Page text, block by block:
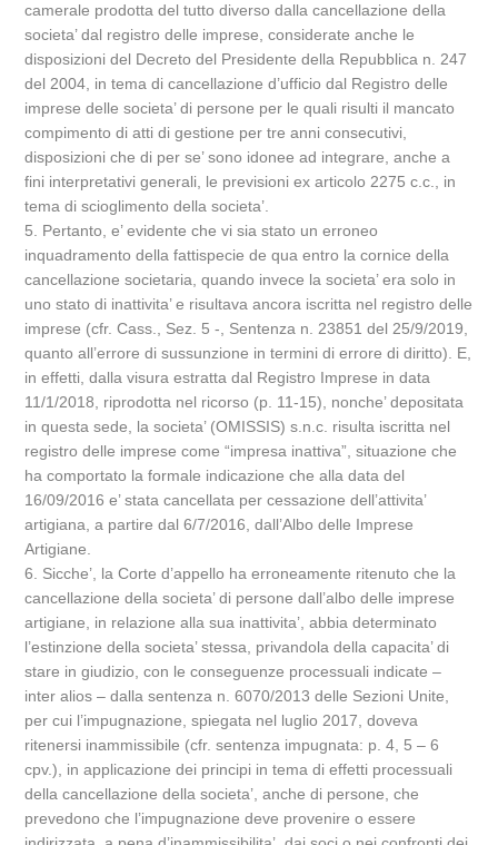
camerale prodotta del tutto diverso dalla cancellazione della
societa’ dal registro delle imprese, considerate anche le
disposizioni del Decreto del Presidente della Repubblica n. 247
del 2004, in tema di cancellazione d’ufficio dal Registro delle
imprese delle societa’ di persone per le quali risulti il mancato
compimento di atti di gestione per tre anni consecutivi,
disposizioni che di per se’ sono idonee ad integrare, anche a
fini interpretativi generali, le previsioni ex articolo 2275 c.c., in
tema di scioglimento della societa’.
5. Pertanto, e’ evidente che vi sia stato un erroneo
inquadramento della fattispecie de qua entro la cornice della
cancellazione societaria, quando invece la societa’ era solo in
uno stato di inattivita’ e risultava ancora iscritta nel registro delle
imprese (cfr. Cass., Sez. 5 -, Sentenza n. 23851 del 25/9/2019,
quanto all’errore di sussunzione in termini di errore di diritto). E,
in effetti, dalla visura estratta dal Registro Imprese in data
11/1/2018, riprodotta nel ricorso (p. 11-15), nonche’ depositata
in questa sede, la societa’ (OMISSIS) s.n.c. risulta iscritta nel
registro delle imprese come “impresa inattiva”, situazione che
ha comportato la formale indicazione che alla data del
16/09/2016 e’ stata cancellata per cessazione dell’attivita’
artigiana, a partire dal 6/7/2016, dall’Albo delle Imprese
Artigiane.
6. Sicche’, la Corte d’appello ha erroneamente ritenuto che la
cancellazione della societa’ di persone dall’albo delle imprese
artigiane, in relazione alla sua inattivita’, abbia determinato
l’estinzione della societa’ stessa, privandola della capacita’ di
stare in giudizio, con le conseguenze processuali indicate –
inter alios – dalla sentenza n. 6070/2013 delle Sezioni Unite,
per cui l’impugnazione, spiegata nel luglio 2017, doveva
ritenersi inammissibile (cfr. sentenza impugnata: p. 4, 5 – 6
cpv.), in applicazione dei principi in tema di effetti processuali
della cancellazione della societa’, anche di persone, che
prevedono che l’impugnazione deve provenire o essere